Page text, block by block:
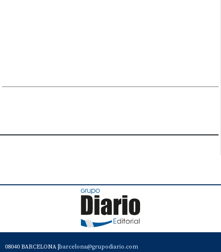
08040 BARCELONA | barcelona@grupodiario.com